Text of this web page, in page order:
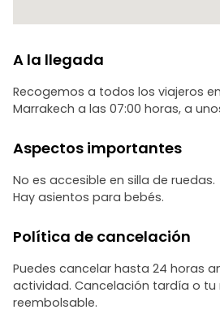
A la llegada
Recogemos a todos los viajeros
Marrakech a las 07:00 horas, a
Aspectos importantes
No es accesible en silla de ruedas.
Hay asientos para bebés.
Política de cancelación
Puedes cancelar hasta 24 horas
actividad. Cancelación tardía o tu
reembolsable.